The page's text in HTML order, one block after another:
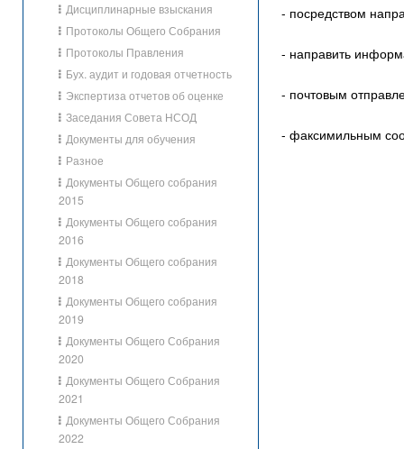
- посредством
- направить
- почтовым
- факсимильным
Дисциплинарные взыскания
Протоколы Общего Собрания
Протоколы Правления
Бух. аудит и годовая отчетность
Экспертиза отчетов об оценке
Заседания Совета НСОД
Документы для обучения
Разное
Документы Общего собрания
2015
Документы Общего собрания
2016
Документы Общего собрания
2018
Документы Общего собрания
2019
Документы Общего Собрания
2020
Документы Общего Собрания
2021
Документы Общего Собрания
2022